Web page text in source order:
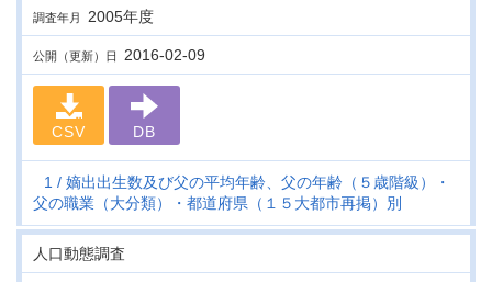
調査年月 2005年度
公開（更新）日 2016-02-09
CSV DB
1
嫡出出生数及び父の平均年齢、父の年齢（５歳階級）・
父の職業（大分類）・都道府県（１５大都市再掲）別
人口動態調査